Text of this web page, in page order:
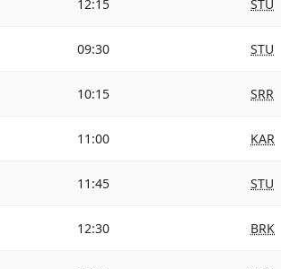
12:15 STU
09:30 STU
10:15 SRR
11:00 KAR
11:45 STU
12:30 BRK